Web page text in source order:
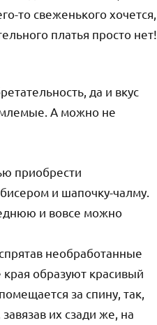
то свеженького хочется,
платья просто нет!
да и вкус
А можно не
приобрести
и шапочку-чалму.
и вовсе можно
необработанные
образуют красивый
за спину, так,
их сзади же, на